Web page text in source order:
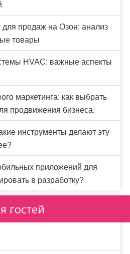
для продаж на Озон: анализ
товары
HVAC: важные аспекты
маркетинга: как выбрать
продвижения бизнеса.
инструменты делают эту
приложений для
в разработку?
гостей